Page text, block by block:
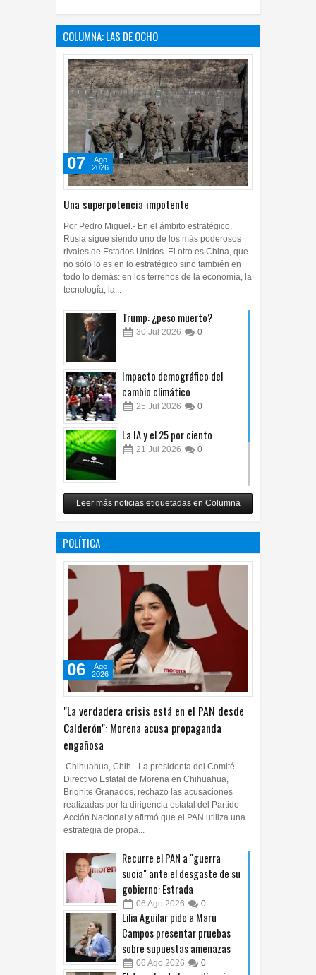
COLUMNA: LAS DE OCHO
Una superpotencia impotente
07
Ago
2026
Por Pedro Miguel.- En el ámbito estratégico,
Rusia sigue siendo uno de los más poderosos
rivales de Estados Unidos. El otro es China, que
no sólo lo es en lo estratégico sino también en
todo lo demás: en los terrenos de la economía, la
tecnología, la...
Trump: ¿peso muerto?
30 Jul 2026 0
Impacto demográfico del
cambio climático
25 Jul 2026 0
La IA y el 25 por ciento
21 Jul 2026 0
Carlos Monsiváis
12 Jul 2026 0
Leer más noticias etiquetadas en Columna
POLÍTICA
"La verdadera crisis está en el PAN desde
Calderón": Morena acusa propaganda
engañosa
06
Ago
2026
Chihuahua, Chih.- La presidenta del Comité
Directivo Estatal de Morena en Chihuahua,
Brighite Granados, rechazó las acusaciones
realizadas por la dirigencia estatal del Partido
Acción Nacional y afirmó que el PAN utiliza una
estrategia de propa...
Recurre el PAN a "guerra
sucia" ante el desgaste de su
gobierno: Estrada
06 Ago 2026 0
Lilia Aguilar pide a Maru
Campos presentar pruebas
sobre supuestas amenazas
06 Ago 2026 0